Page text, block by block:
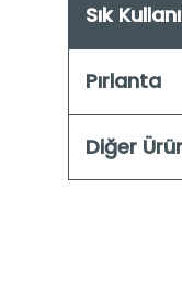
Sık
Pırlanta
Diğer